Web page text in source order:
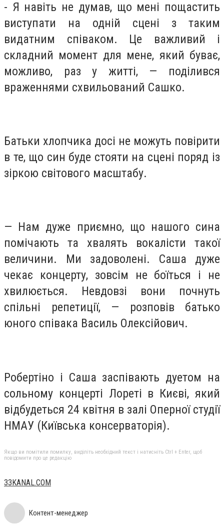
- Я навіть не думав, що мені пощастить
виступати на одній сцені з таким
видатним співаком. Це важливий і
складний момент для мене, який буває,
можливо, раз у житті, — поділився
враженнями схвильований Сашко.
Батьки хлопчика досі не можуть повірити
в те, що син буде стояти на сцені поряд із
зіркою світового масштабу.
— Нам дуже приємно, що нашого сина
помічають та хвалять вокалісти такої
величини. Ми задоволені. Саша дуже
чекає концерту, зовсім не боїться і не
хвилюється. Невдовзі вони почнуть
спільні репетиції, — розповів батько
юного співака Василь Олексійович.
Робертіно і Саша заспівають дуетом на
сольному концерті Лореті в Києві, який
відбудеться 24 квітня в залі Оперної студії
НМАУ (Київська консерваторія).
Якщо ви помітили помилку, виділіть необхідний текст і натисніть Ctrl + Enter, щоб
повідомити про це редакцію
33KANAL.COM
Контент-менеджер